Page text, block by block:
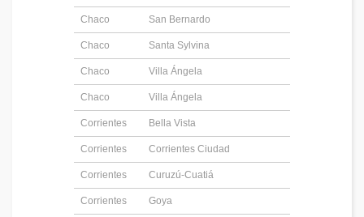
Chaco San Bernardo
Chaco Santa Sylvina
Chaco Villa Ángela
Chaco Villa Ángela
Corrientes Bella Vista
Corrientes Corrientes Ciudad
Corrientes Curuzú-Cuatiá
Corrientes Goya